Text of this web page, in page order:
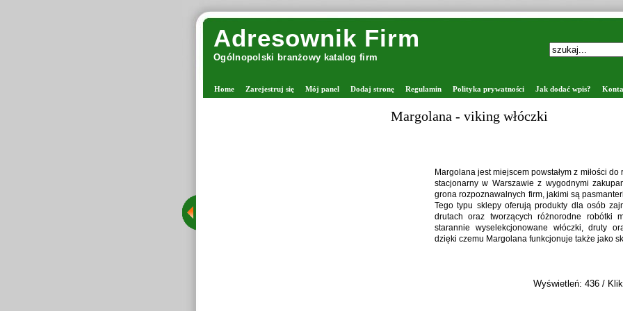
Adresownik Firm
Ogólnopolski branżowy katalog firm
Home Zarejestruj się Mój panel Dodaj stronę Regulamin Polityka prywatności Jak dodać wpis?
Margolana jest miejscem powstałym z miłości do rękodzieła, który łączy sklep
stacjonarny w Warszawie z wygodnymi zakupami online. Firma należy do
grona rozpoznawalnych firm, jakimi są pasmanterie internetowe z włóczkami.
Tego typu sklepy oferują produkty dla osób zajmujących się robieniem na
drutach oraz tworzących różnorodne robótki manualne. Oferta obejmuje
starannie wyselekcjonowane włóczki, druty oraz akcesoria dziewiarskie,
dzięki czemu Margolana funkcjonuje także jako sklep z drutami i włóczkami.